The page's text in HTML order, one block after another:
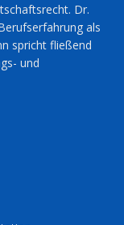
Dr.
als
spricht fließend
und